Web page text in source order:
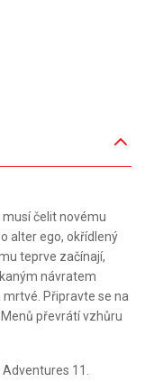
čelit novému
alter ego, okřídlený
teprve začínají,
návratem
Připravte se na
převrátí vzhůru
11.